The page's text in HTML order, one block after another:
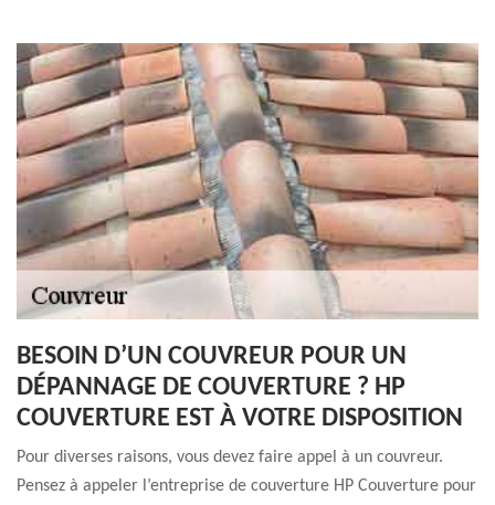
BESOIN D’UN COUVREUR POUR UN
DÉPANNAGE DE COUVERTURE ? HP
COUVERTURE EST À VOTRE DISPOSITION
Pour diverses raisons, vous devez faire appel à un couvreur.
Pensez à appeler l’entreprise de couverture HP Couverture pour